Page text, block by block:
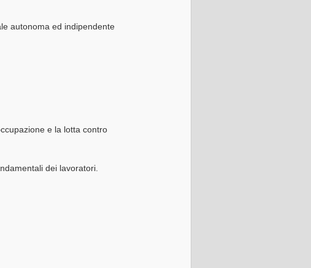
autonoma ed indipendente
e la lotta contro
dei lavoratori.